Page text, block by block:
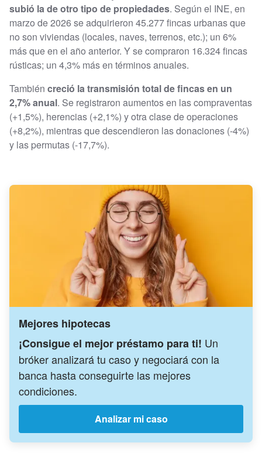
subió la de otro tipo de propiedades. Según el INE, en
marzo de 2026 se adquirieron 45.277 fincas urbanas que
no son viviendas (locales, naves, terrenos, etc.); un 6%
más que en el año anterior. Y se compraron 16.324 fincas
rústicas; un 4,3% más en términos anuales.
También creció la transmisión total de fincas en un
2,7% anual. Se registraron aumentos en las compraventas
(+1,5%), herencias (+2,1%) y otra clase de operaciones
(+8,2%), mientras que descendieron las donaciones (-4%)
y las permutas (-17,7%).
Mejores hipotecas
¡Consigue el mejor préstamo para ti! Un
bróker analizará tu caso y negociará con la
banca hasta conseguirte las mejores
condiciones.
Analizar mi caso